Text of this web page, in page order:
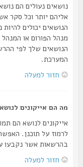
נושאים נעולים הם
אליהם יותר וכל סקר אשר
הנושאים יכולים להיות
מנהל הפורום או המנהל
הנושאים שלך לפי
המערכת.
חזור למעלה
מה הם אייקונים לנושא?
אייקונים לנושא הם
לרמוז על תוכנן.
בהרשאות אשר נקבעו על-
חזור למעלה